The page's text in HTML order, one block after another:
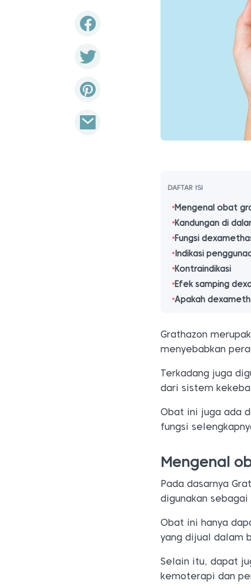
DAFTAR ISI
Mengenal obat
Kandungan di
Fungsi
Indikasi
Kontraindikasi
Efek samping
Apakah
Grathazon
menyebabkan
Terkadang juga
dari sistem
Obat ini juga ada
fungsi
Mengenal
Pada dasarnya
digunakan
Obat ini hanya
yang dijual dalam
Selain itu, dapat
kemoterapi dan